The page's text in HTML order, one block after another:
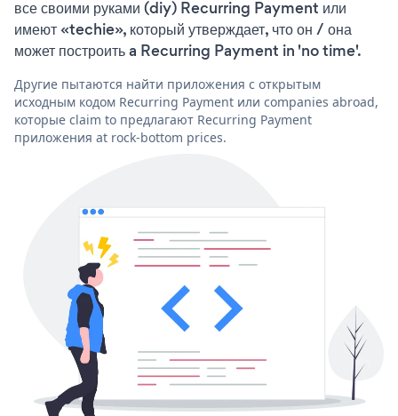
все своими руками (diy) Recurring Payment или
имеют «techie», который утверждает, что он / она
может построить a Recurring Payment in 'no time'.
Другие пытаются найти приложения с открытым
исходным кодом Recurring Payment или companies abroad,
которые claim to предлагают Recurring Payment
приложения at rock-bottom prices.